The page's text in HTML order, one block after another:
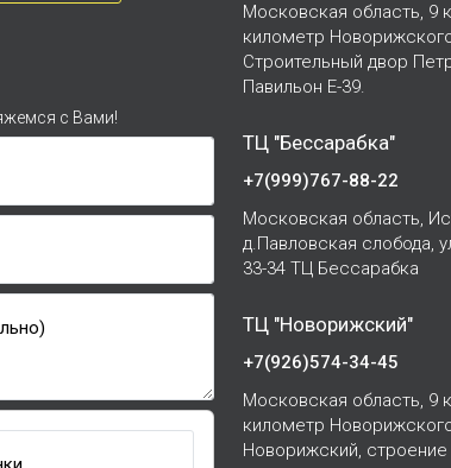
с Вами!
Московская область, 9
километр
Строительный двор
Павильон Е-39.
ТЦ "Бессарабка"
+7(999)767-88-22
Московская область,
д.Павловская слобода,
33-34 ТЦ Бессарабка
ТЦ "Новорижский"
+7(926)574-34-45
Московская область, 9
километр
Новорижский, строение